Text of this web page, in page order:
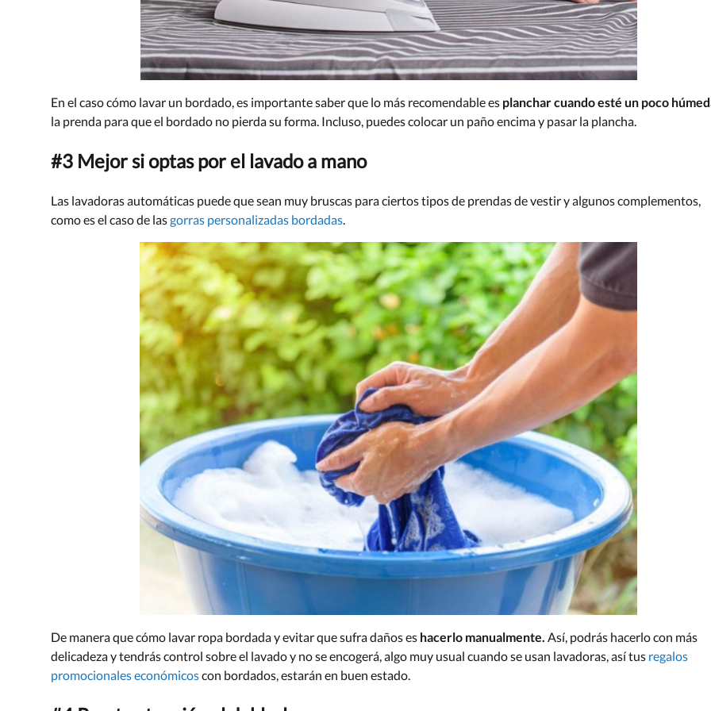
En el caso cómo lavar un bordado, es importante saber que lo más recomendable es planchar cuando esté un poco
la prenda para que el bordado no pierda su forma. Incluso, puedes colocar un paño encima y pasar la plancha.
#3 Mejor si optas por el lavado a mano
Las lavadoras automáticas puede que sean muy bruscas para ciertos tipos de prendas de vestir y algunos complementos,
como es el caso de lasgorras personalizadas bordadas
De manera que cómo lavar ropa bordada y evitar que sufra daños es hacerlo manualmente. Así, podrás hacerlo con más
delicadeza y tendrás control sobre el lavado y no se encogerá, algo muy usual cuando se usan lavadoras, así tus regalos
promocionales económicoscon bordados, estarán en buen estado.